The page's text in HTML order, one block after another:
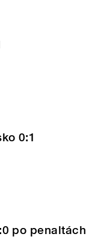
0:1
po penaltách